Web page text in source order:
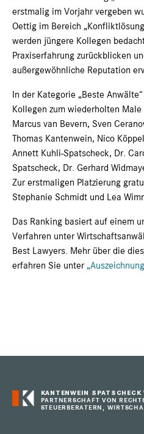
erstmalig im Vorjahr vergeben
Oettig im Bereich
werden jüngere Kollegen
Praxiserfahrung zurückblicken
außergewöhnliche Reputation
In der Kategorie „Beste
Kollegen zum wiederholten
Marcus van Bevern, Sven
Thomas Kantenwein, Nico
Annett Kuhli-Spatscheck, Dr.
Spatscheck, Dr. Gerhard
Zur erstmaligen Platzierung
Stephanie Schmidt und Lea
Das Ranking basiert auf einem
Verfahren unter
Best Lawyers. Mehr über die
erfahren Sie unter
KANTENWEIN SPATSCHECK
PARTNERSCHAFT VON
STEUERBERATERN,